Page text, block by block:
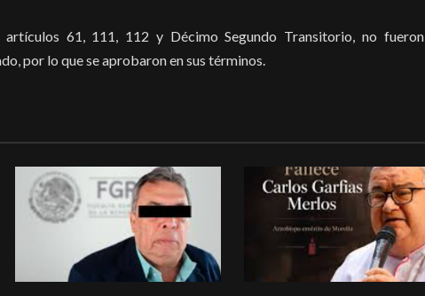
61, 111, 112 y Décimo Segundo Transitorio, no fueron
por lo que se aprobaron en sus términos.